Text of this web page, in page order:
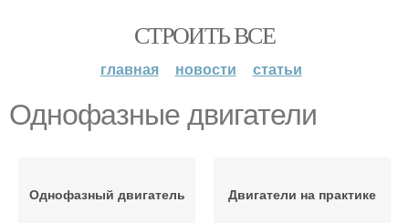
СТРОИТЬ ВСЕ
главная новости статьи
Однофазные двигатели
Однофазный двигатель Двигатели на практике